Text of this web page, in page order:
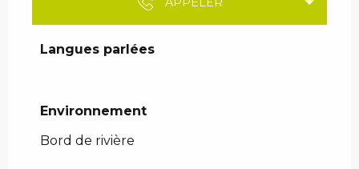
Langues parlées
Langues parlées
Environnement
Environnement
Bord de rivière